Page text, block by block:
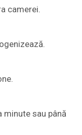
camerei.
sau până